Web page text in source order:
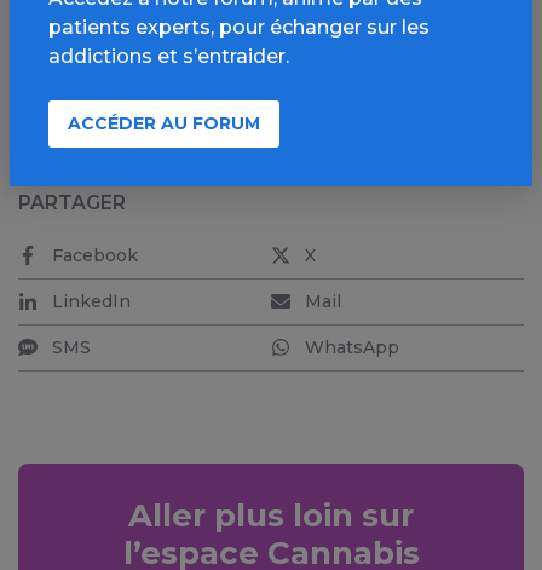
menées en toute sécurité en phase 1.
Par Louise Carton
PARTAGER
Facebook X
LinkedIn Mail
SMS WhatsApp
Aller plus loin sur
l’espace Cannabis
patients experts, pour échanger sur les
addictions et s’entraider.
ACCÉDER AU FORUM